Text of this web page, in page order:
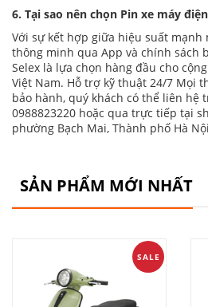
6. Tại sao nên chọn Pin xe máy
Với sự kết hợp giữa hiệu suất mạnh
thông minh qua App và chính sách
Selex là lựa chọn hàng đầu cho
Việt Nam. Hỗ trợ kỹ thuật 24/7 Mọi
bảo hành, quý khách có thể liên hệ
0988823220 hoặc qua trực tiếp tại
phường Bạch Mai, Thành phố Hà
SẢN PHẨM MỚI NHẤT
SALE